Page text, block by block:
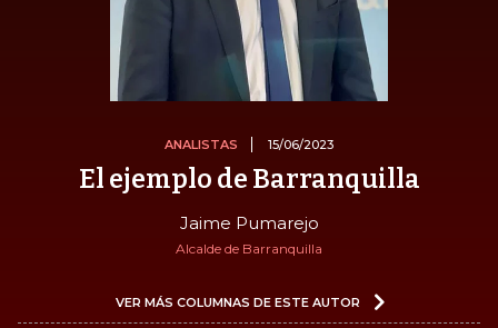
ANALISTAS 15/06/2023
El ejemplo de Barranquilla
Jaime Pumarejo
Alcalde de Barranquilla
VER MÁS COLUMNAS DE ESTE AUTOR